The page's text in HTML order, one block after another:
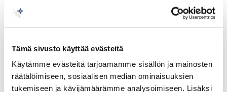
Tämä sivusto käyttää evästeitä
Käytämme evästeitä tarjoamamme sisällön ja mainosten
räätälöimiseen, sosiaalisen median ominaisuuksien
tukemiseen ja kävijämäärämme analysoimiseen. Lisäksi